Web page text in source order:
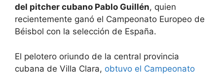
del pitcher cubano Pablo Guillén, quien
recientemente ganó el Campeonato Europeo de
Béisbol con la selección de España.
El pelotero oriundo de la central provincia
cubana de Villa Clara, obtuvo el Campeonato